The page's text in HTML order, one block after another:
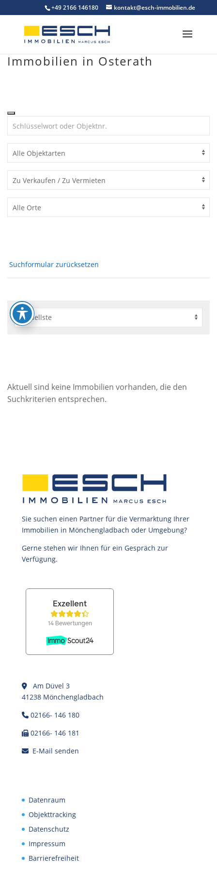
to
content
+49 2166 146180 kontakt@esch-immobilien.de
Immobilien in Osterath
Suchformular zurücksetzen
Aktuell sind keine Immobilien vorhanden, die den
Suchkriterien entsprechen.
Sie suchen einen Partner für die Vermarktung Ihrer
Immobilien in Mönchengladbach oder Umgebung?
Gerne stehen wir Ihnen für ein Gespräch zur
Verfügung.
Am Düvel 3
41238 Mönchengladbach
02166- 146 180
02166- 146 181
E-Mail senden
Datenraum
Objekttracking
Datenschutz
Impressum
Barrierefreiheit